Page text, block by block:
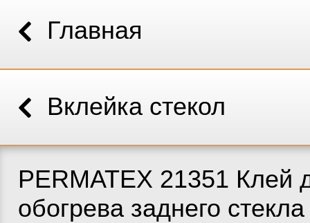
Главная
Вклейка стекол
PERMATEX 21351 Клей
обогрева заднего стекла